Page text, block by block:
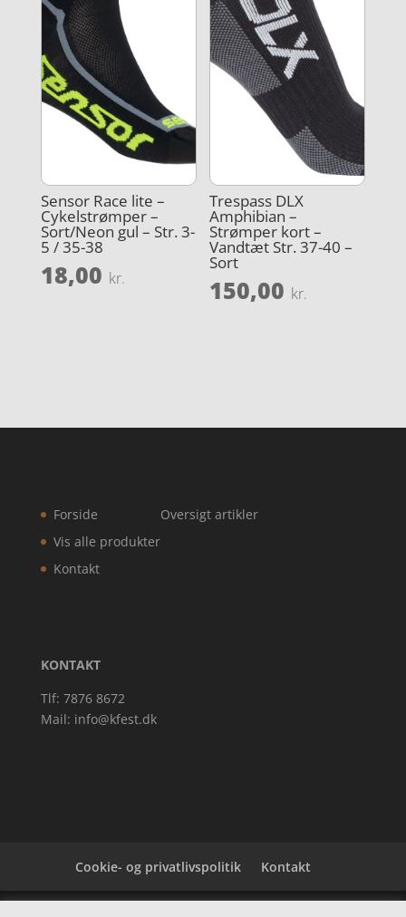
Sensor Race lite –
Cykelstrømper –
Sort/Neon gul – Str. 3-
5 / 35-38
18,00 kr.
Trespass DLX
Amphibian –
Strømper kort –
Vandtæt Str. 37-40 –
Sort
150,00 kr.
Forside
Vis alle produkter
Kontakt
Oversigt artikler
KONTAKT
Tlf: 7876 8672
Mail: info@kfest.dk
Cookie- og privatlivspolitik Kontakt